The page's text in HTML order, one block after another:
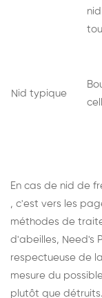
nid
Nid typique
En cas de nid de
, c'est vers les
méthodes de
d'abeilles, Need's
respectueuse de
mesure du
plutôt que